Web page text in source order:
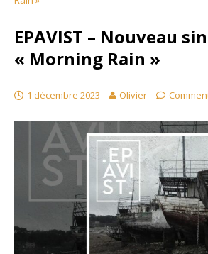
EPAVIST – Nouveau
« Morning Rain »
1 décembre 2023 Olivier